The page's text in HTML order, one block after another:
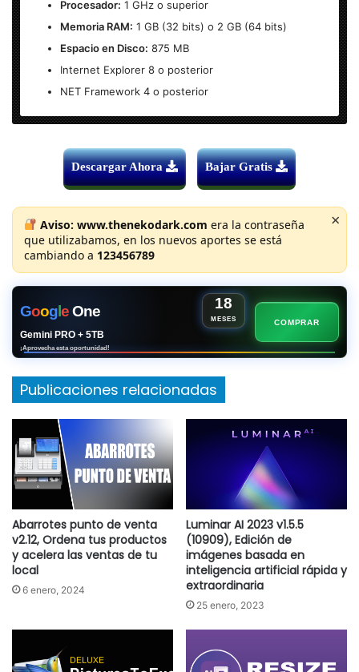
Peso: 32-64 Bits (x86 x64): 150 MB
Sistema Operativo:Windows 7/8/8.1/10
Activación: Activador Incluido
Procesador: 1 GHz o superior
Memoria RAM: 1 GB (32 bits) o 2 GB (64 bits)
Espacio en Disco: 875 MB
Internet Explorer 8 o posterior
NET Framework 4 o posterior
Kaspersky Internet Security 2019 v19.0.0.1088- Final
DESCARGAR| ENLACE VIP
www.thenekodark.com Copiar
explicando los pasos |Clic Aquí
Descargar Ahora Bajar Gratis
Aviso: www.thenekodark.com era la contraseña
que utilizabamos, en los nuevos aportes se está
cambiando a 123456789
×
GoogleOne 18
MESES
Gemini PRO + 5TB
¡Aprovecha esta oportunidad!
COMPRAR
Publicaciones relacionadas
Abarrotes punto de venta
v2.12, Ordena tus productos
y acelera las ventas de tu
local
6 enero, 2024
Luminar AI 2023 v1.5.5
(10909), Edición de
imágenes basada en
inteligencia artificial rápida y
extraordinaria
25 enero, 2023